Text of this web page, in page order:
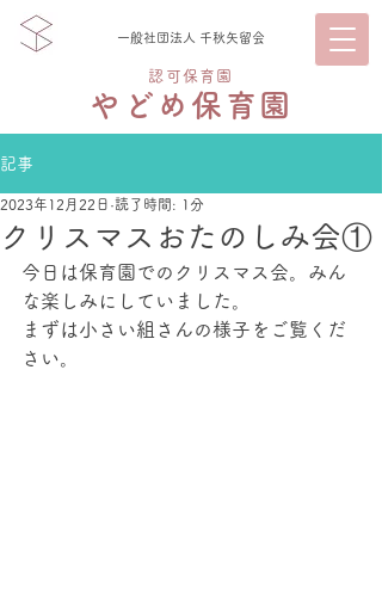
やどめ保育園
一般社団法人 千秋矢留会
認可保育園
記事
クリスマスおたのしみ会①
2023年12月22日 読了時間: 1分
今日は保育園でのクリスマス会。みん
な楽しみにしていました。
まずは小さい組さんの様子をご覧くだ
さい。